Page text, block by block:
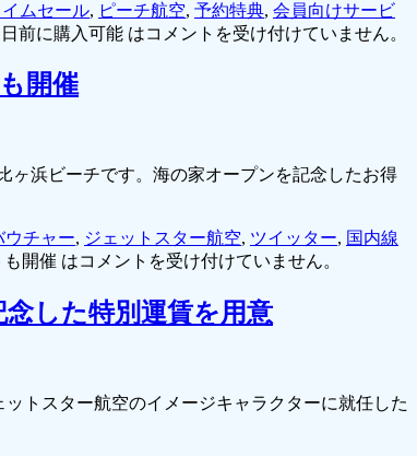
イムセール, ピーチ航空, 予約特典, 会員向けサービ
前に購入可能 はコメントを受け付けていません。
開催
ヶ浜ビーチです。海の家オープンを記念したお得
ウチャー, ジェットスター航空, ツイッター, 国内線
開催 はコメントを受け付けていません。
した特別運賃を用意
トスター航空のイメージキャラクターに就任した